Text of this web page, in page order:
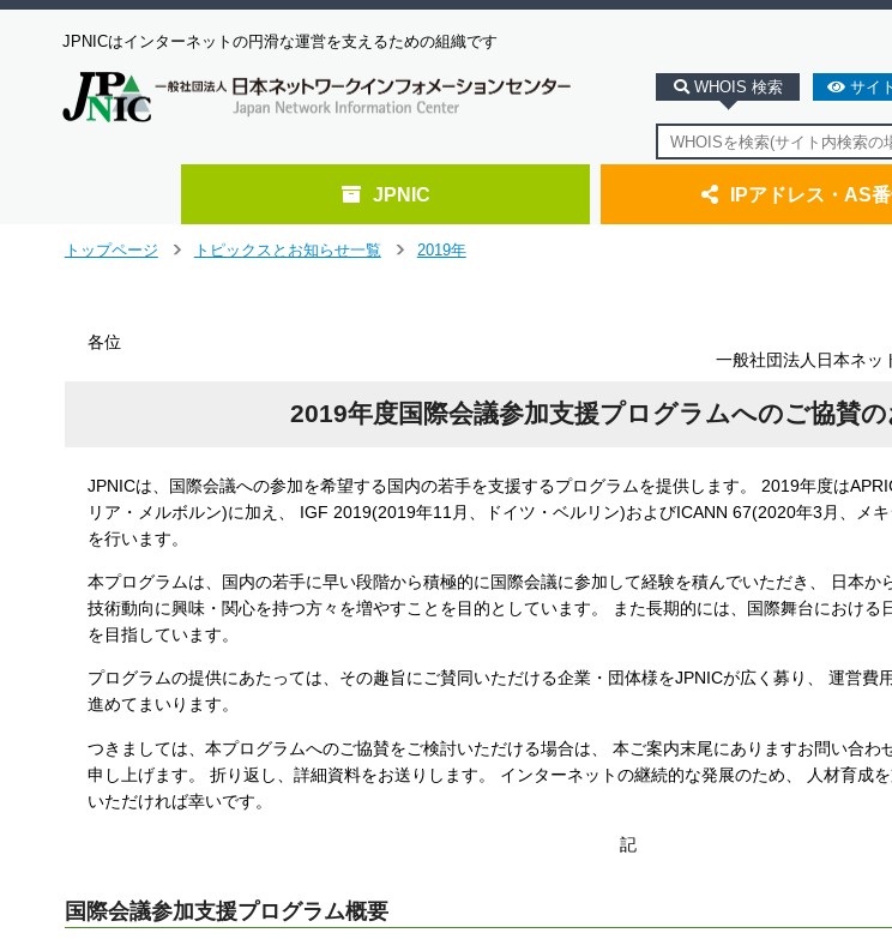
JPNICはインターネットの円滑な運営を支えるための組織です
WHOIS 検索 サイ
JPNIC IPアドレス・AS
トップページ
トピックスとお知らせ一覧
2019年
各位
一般社団法人日本ネッ
2019年度国際会議参加支援プログラムへのご協賛
JPNICは、国際会議への参加を希望する国内の若手を支援するプログラムを提供します。 2019年度は
リア・メルボルン)に加え、 IGF 2019(2019年11月、ドイツ・ベルリン)およびICANN 67(2020年3月、メ
を行います。
本プログラムは、国内の若手に早い段階から積極的に国際会議に参加して経験を積んでいただき、 日本か
技術動向に興味・関心を持つ方々を増やすことを目的としています。 また長期的には、国際舞台における
を目指しています。
プログラムの提供にあたっては、その趣旨にご賛同いただける企業・団体様をJPNICが広く募り、 運営費
進めてまいります。
つきましては、本プログラムへのご協賛をご検討いただける場合は、 本ご案内末尾にありますお問い合わ
申し上げます。 折り返し、詳細資料をお送りします。 インターネットの継続的な発展のため、 人材育成
いただければ幸いです。
記
国際会議参加支援プログラム概要